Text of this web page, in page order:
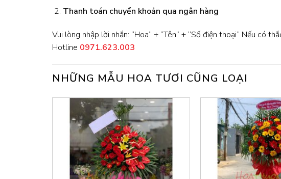
Thanh toán chuyển khoản qua ngân hàng
Vui lòng nhập lời nhắn: “Hoa” + “Tên” + “Số điện thoại” Nếu có
Hotline 0971.623.003
NHỮNG MẪU HOA TƯƠI CŨNG LOẠI